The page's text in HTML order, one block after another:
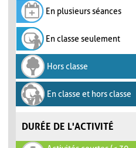
En plusieurs séances
En classe seulement
Hors classe
En classe et hors classe
DURÉE DE L'ACTIVITÉ